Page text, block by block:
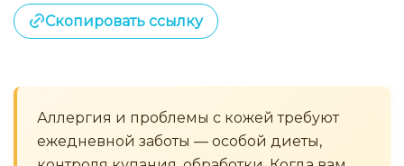
Скопировать ссылку
Аллергия и проблемы с кожей требуют
ежедневной заботы — особой диеты,